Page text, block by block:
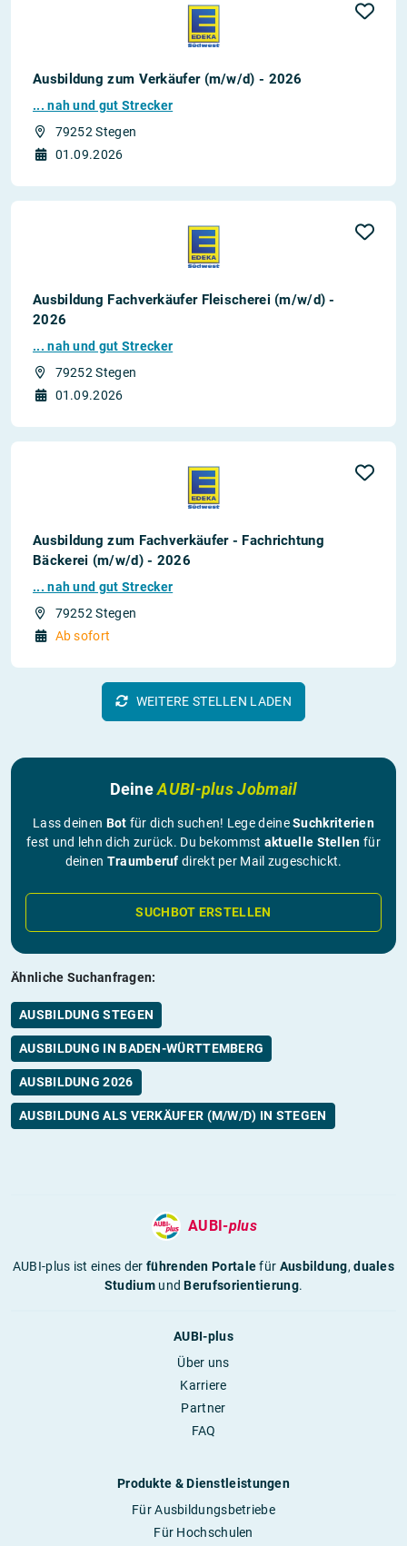
Ausbildung zum Verkäufer (m/w/d) - 2026
... nah und gut Strecker
79252 Stegen
01.09.2026
Ausbildung Fachverkäufer Fleischerei (m/w/d) -
2026
... nah und gut Strecker
79252 Stegen
01.09.2026
Ausbildung zum Fachverkäufer - Fachrichtung
Bäckerei (m/w/d) - 2026
... nah und gut Strecker
79252 Stegen
Ab sofort
WEITERE STELLEN LADEN
DeineAUBI-plus Jobmail
Lass deinen Bot für dich suchen! Lege deineSuchkriterien
fest und lehn dich zurück. Du bekommst aktuelle Stellen für
deinen Traumberuf direkt per Mail zugeschickt.
SUCHBOT ERSTELLEN
Ähnliche Suchanfragen:
AUSBILDUNG STEGEN
AUSBILDUNG IN BADEN-WÜRTTEMBERG
AUSBILDUNG 2026
AUSBILDUNG ALS VERKÄUFER (M/W/D) IN STEGEN
AUBI-plus
AUBI-plus ist eines derführenden Portalefür Ausbildung,duales
StudiumundBerufsorientierung.
AUBI-plus
Über uns
Karriere
Partner
FAQ
Produkte & Dienstleistungen
Für Ausbildungsbetriebe
Für Hochschulen